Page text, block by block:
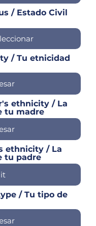
/ Estado Civil
/ Tu etnicidad
ethnicity / La
tu madre
ethnicity / La
tu padre
/ Tu tipo de